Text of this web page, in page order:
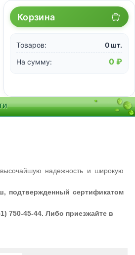
Корзина
Товаров:
0 шт.
На сумму:
0 ₽
надежность и широкую
подтвержденный сертификатом
750-45-44. Либо приезжайте в